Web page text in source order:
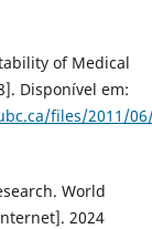
of Medical
Disponível em:
files/2011/
World
2024